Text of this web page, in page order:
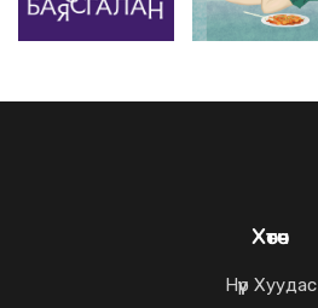
Хөтөч
Нүүр Хуудас